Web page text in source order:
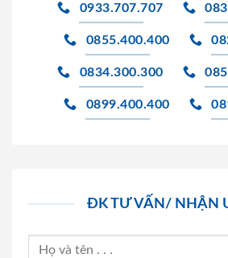
0933.707.707
0855.400.400
0834.300.300
0899.400.400
ĐK TƯ VẤN/ NHẬN